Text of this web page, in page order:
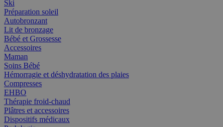
Ski
Préparation soleil
Autobronzant
Lit de bronzage
Bébé et Grossesse
Accessoires
Maman
Soins Bébé
Hémorragie et déshydratation des plaies
Compresses
EHBO
Thérapie froid-chaud
Plâtres et accessoires
Dispositifs médicaux